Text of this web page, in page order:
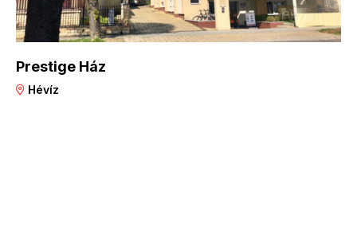
Prestige Ház
Hévíz